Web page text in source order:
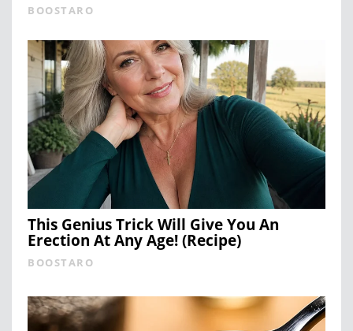
BOOSTARO
This Genius Trick Will Give You An
Erection At Any Age! (Recipe)
BOOSTARO